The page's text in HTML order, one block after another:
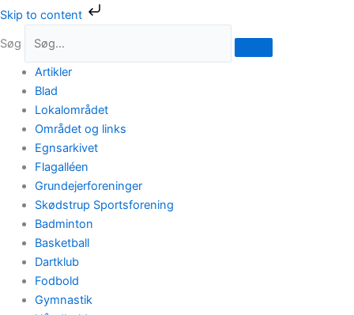
Skip to content
Gå
indholdet
Søg
Artikler
Blad
Lokalområdet
Området og links
Egnsarkivet
Flagalléen
Grundejerforeninger
Skødstrup Sportsforening
Badminton
Basketball
Dartklub
Fodbold
Gymnastik